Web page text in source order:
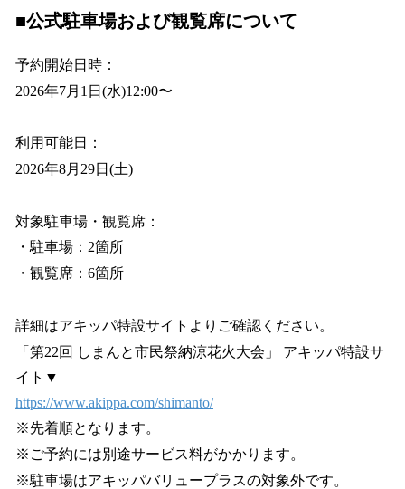
■公式駐車場および観覧席について
予約開始日時：
2026年7月1日(水)12:00〜
利用可能日：
2026年8月29日(土)
対象駐車場・観覧席：
・駐車場：2箇所
・観覧席：6箇所
詳細はアキッパ特設サイトよりご確認ください。
「第22回 しまんと市民祭納涼花火大会」 アキッパ特設サ
イト▼
https://www.akippa.com/shimanto/
※先着順となります。
※ご予約には別途サービス料がかかります。
※駐車場はアキッパバリュープラスの対象外です。